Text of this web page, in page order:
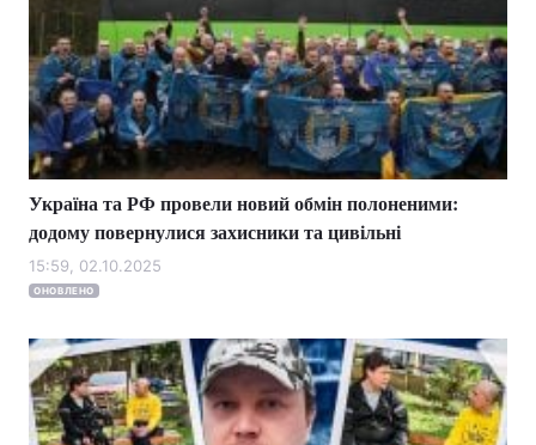
Україна та РФ провели новий обмін полоненими:
додому повернулися захисники та цивільні
15:59, 02.10.2025
ОНОВЛЕНО